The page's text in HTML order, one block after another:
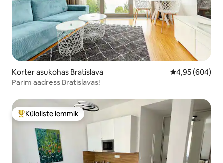
Korter asukohas Bratislava Keskmine
4,95 (604)
Parim aadress Bratislavas!
Külaliste suur lemmik
Külaliste lemmik